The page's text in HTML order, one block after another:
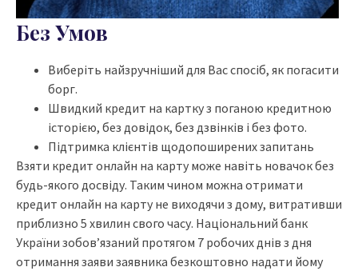
Без Умов
Виберіть найзручніший для Вас спосіб, як погасити
борг.
Швидкий кредит на картку з поганою кредитною
історією, без довідок, без дзвінків і без фото.
Підтримка клієнтів щодопоширених запитань
Взяти кредит онлайн на карту може навіть новачок без
будь-якого досвіду. Таким чином можна отримати
кредит онлайн на карту не виходячи з дому, витративши
приблизно 5 хвилин свого часу. Національний банк
України зобов’язаний протягом 7 робочих днів з дня
отримання заяви заявника безкоштовно надати йому